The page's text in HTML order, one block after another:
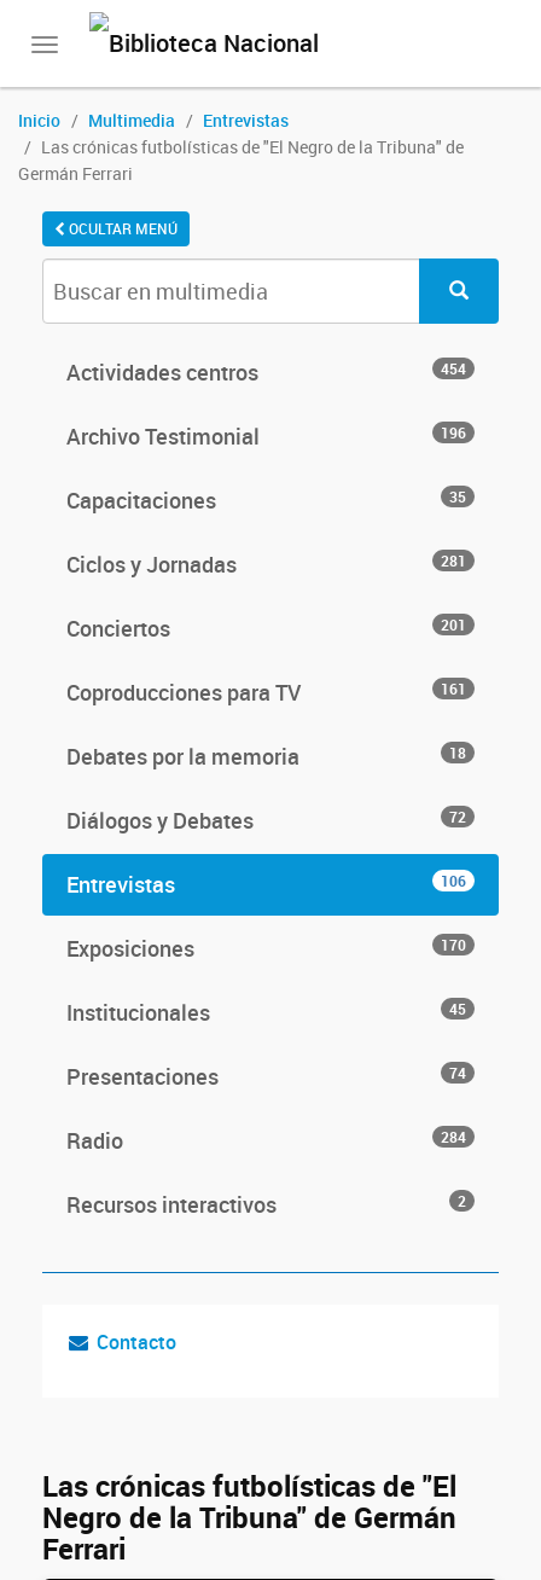
Toggle
Inicio Multimedia
Entrevistas
Las crónicas futbolísticas de "El Negro de la Tribuna" de
Germán Ferrari
OCULTAR MENÚ
Actividades centros 454
Archivo Testimonial 196
Capacitaciones 35
Ciclos y Jornadas 281
Conciertos 201
Coproducciones para TV 161
Debates por la memoria 18
Diálogos y Debates 72
Entrevistas 106
Exposiciones 170
Institucionales 45
Presentaciones 74
Radio 284
Recursos interactivos 2
Contacto
Las crónicas futbolísticas de "El
Negro de la Tribuna" de Germán
Ferrari